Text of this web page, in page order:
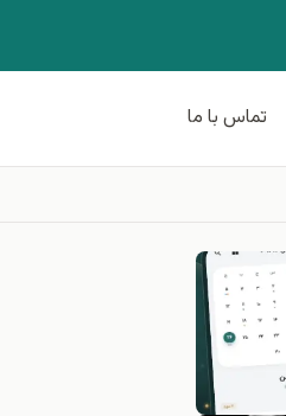
تماس با ما